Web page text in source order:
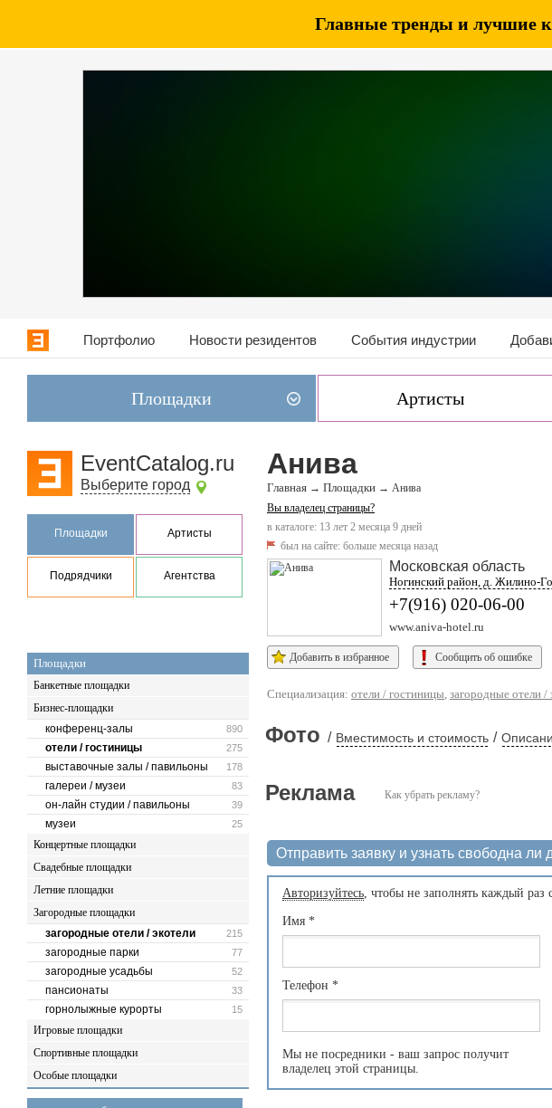
Главные тренды и лучшие
Портфолио Новости резидентов События индустрии
Площадки Артисты
EventCatalog.ru
Выберите город
Площадки Артисты
Подрядчики Агентства
Площадки
Банкетные площадки
Бизнес-площадки
890
конференц-залы
275
отели / гостиницы
178
выставочные залы / павильоны
83
галереи / музеи
39
он-лайн студии / павильоны
25
музеи
Концертные площадки
Свадебные площадки
Летние площадки
Загородные площадки
215
загородные отели / экотели
77
загородные парки
52
загородные усадьбы
33
пансионаты
15
горнолыжные курорты
Игровые площадки
Спортивные площадки
Особые площадки
Анива
Главная → Площадки → Анива
Вы владелец страницы?
в каталоге: 13 лет 2 месяца 9 дней
был на сайте: больше месяца назад
Московская область
Ногинский район, д. Жилино-
+7(916) 020-06-00
www.aniva-hotel.ru
Добавить в избранное Сообщить об ошибке
Специализация: отели / гостиницы, загородные отели /
Фото / Вместимость и стоимость /
Как убрать рекламу?
Реклама
Отправить заявку и узнать свободна ли
Авторизуйтесь, чтобы не заполнять каждый раз
Имя *
Телефон *
Мы не посредники - ваш запрос получит
владелец этой страницы.